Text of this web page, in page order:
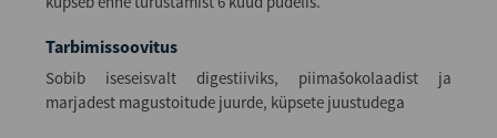
Tarbimissoovitus
Sobib iseseisvalt digestiiviks, piimašokolaadist ja
marjadest magustoitude juurde, küpsete juustudega